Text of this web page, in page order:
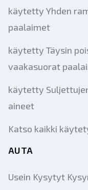
käytetty Yhden
paalaimet
käytetty Täysin
vaakasuorat
käytetty
aineet
Katso kaikki
AUTA
Usein Kysytyt